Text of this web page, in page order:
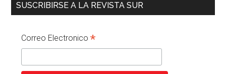
SUSCRIBIRSE A LA REVISTA SUR
Correo Electronico*